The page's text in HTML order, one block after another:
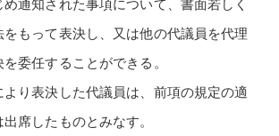
もって表決し、又は他の代議員を代理
委任することができる。
り表決した代議員は、前項の規定の適
席したものとみなす。